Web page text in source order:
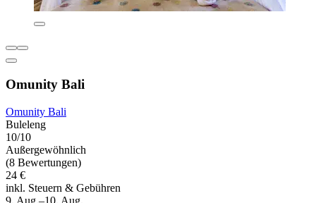
Omunity Bali
Omunity Bali
Buleleng
10/10
Außergewöhnlich
(8 Bewertungen)
24 €
inkl. Steuern & Gebühren
9. Aug.–10. Aug.